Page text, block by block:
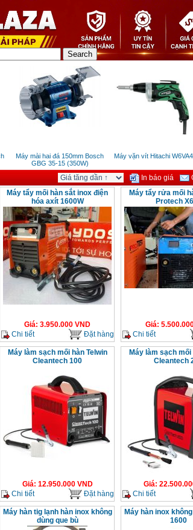
Máy mài hai đá 150mm Bosch
GBG 35-15 (350W)
Máy vặn vít Hitachi W6VA4
In báo giá
Máy tẩy mối hàn sắt inox điện
hóa axít 1600W
Giá: 3.950.000 VND
Chi tiết
Đặt hàng
Máy tẩy rửa mối
Protech
Giá:
Chi tiết
Máy làm sạch mối hàn Telwin
Cleantech 100
Giá: 12.950.000VND
Chi tiết
Đặt hàng
Máy làm sạch mối
Cleantech
Giá:
Chi tiết
Máy hàn tig lạnh hàn inox không
dùng que bù
Máy hàn inox
1600